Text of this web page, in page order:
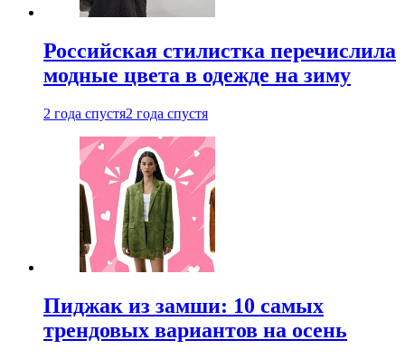
Российская стилистка перечислила
модные цвета в одежде на зиму
2 года спустя2 года спустя
Пиджак из замши: 10 самых
трендовых вариантов на осень